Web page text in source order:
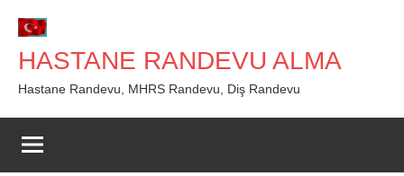
geç
HASTANE RANDEVU ALMA
Hastane Randevu, MHRS Randevu, Diş Randevu